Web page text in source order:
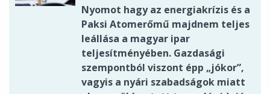
Nyomot hagy az energiakrízis és a
Paksi Atomerőmű majdnem teljes
leállása a magyar ipar
teljesítményében. Gazdasági
szempontból viszont épp „jókor”,
vagyis a nyári szabadságok miatt